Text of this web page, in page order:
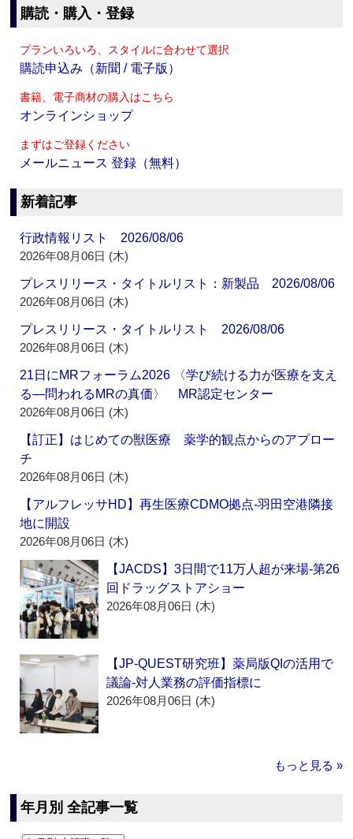
購読・購入・登録
プランいろいろ、スタイルに合わせて選択
購読申込み（新聞 / 電子版）
書籍、電子商材の購入はこちら
オンラインショップ
まずはご登録ください
メールニュース 登録（無料）
新着記事
行政情報リスト 2026/08/06
2026年08月06日 (木)
プレスリリース・タイトルリスト：新製品 2026/08/06
2026年08月06日 (木)
プレスリリース・タイトルリスト 2026/08/06
2026年08月06日 (木)
21日にMRフォーラム2026 〈学び続ける力が医療を支え
る―問われるMRの真価〉 MR認定センター
2026年08月06日 (木)
【訂正】はじめての獣医療 薬学的観点からのアプロー
チ
2026年08月06日 (木)
【アルフレッサHD】再生医療CDMO拠点‐羽田空港隣接
地に開設
2026年08月06日 (木)
【JACDS】3日間で11万人超が来場‐第26
回ドラッグストアショー
2026年08月06日 (木)
【JP-QUEST研究班】薬局版QIの活用で
議論‐対人業務の評価指標に
2026年08月06日 (木)
もっと見る »
年月別 全記事一覧